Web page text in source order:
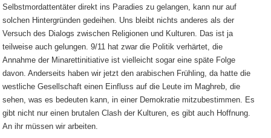
Selbstmordattentäter direkt ins Paradies zu gelangen, kann nur auf
solchen Hintergründen gedeihen. Uns bleibt nichts anderes als der
Versuch des Dialogs zwischen Religionen und Kulturen. Das ist ja
teilweise auch gelungen. 9/11 hat zwar die Politik verhärtet, die
Annahme der Minarettinitiative ist vielleicht sogar eine späte Folge
davon. Anderseits haben wir jetzt den arabischen Frühling, da hatte die
westliche Gesellschaft einen Einfluss auf die Leute im Maghreb, die
sehen, was es bedeuten kann, in einer Demokratie mitzubestimmen. Es
gibt nicht nur einen brutalen Clash der Kulturen, es gibt auch Hoffnung.
An ihr müssen wir arbeiten.